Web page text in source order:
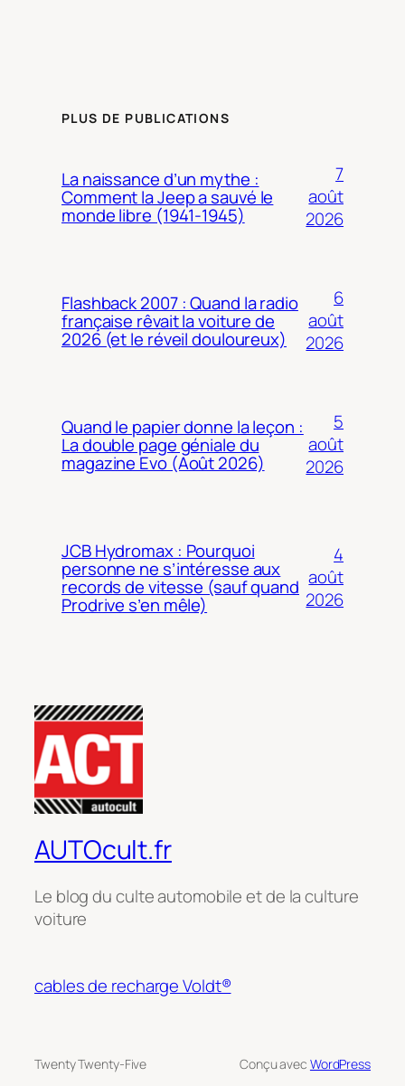
PLUS DE PUBLICATIONS
La naissance d’un mythe :
Comment la Jeep a sauvé le
monde libre (1941-1945)
7
août
2026
Flashback 2007 : Quand la radio
française rêvait la voiture de
2026 (et le réveil douloureux)
6
août
2026
Quand le papier donne la leçon :
La double page géniale du
magazine Evo (Août 2026)
5
août
2026
JCB Hydromax : Pourquoi
personne ne s’intéresse aux
records de vitesse (sauf quand
Prodrive s’en mêle)
4
août
2026
AUTOcult.fr
Le blog du culte automobile et de la culture
voiture
cables de recharge Voldt®
Twenty Twenty-Five Conçu avec WordPress